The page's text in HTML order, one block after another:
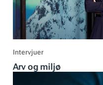
Intervjuer
Arv og miljø